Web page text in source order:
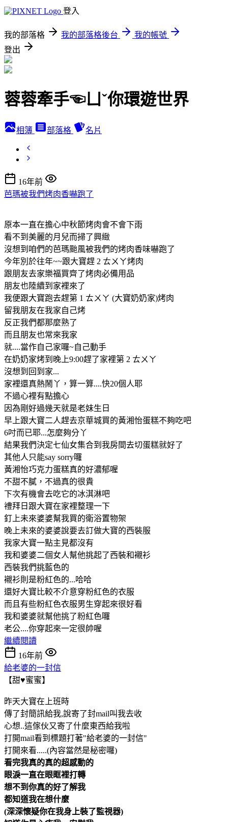
登入
我的部落格 我的部落格後台
我的帳號
登出
蓉蓉牽手☜ㄩˇ你環遊世界
相簿 部落格 名片
16年前
芭瑪被我們烤肉香嚇跑了
原本一直在擔心中秋節烤肉會不會下雨
看不到美麗的月兒而掃了興緻
沒想到咱們的芭瑪颱風被我們的烤肉香味嚇跑了
今年別於往年~~跟大寶趕 2 ㄊㄨㄚ烤肉
跟朋友去家樂福買齊了烤肉必備用品
朋友也陸續到家裡來了
我便跟大寶跑去趕第 1 ㄊㄨㄚ (大寶奶奶家)烤肉
留我朋友在我家自己烤
反正我們都那麼熟了
而且朋友也常來我家
就....當作自己家囉~自己動手
在奶奶家烤到晚上9:00趕了家裡第 2 ㄊㄨㄚ
沒想到回到家...
家裡還真熱鬧丫，算一算....快20個人耶
不過心裡有點擔心
因為剛好過幾天就是老妹生日
早上跟大寶二人趕去京華城買的黃湘怡蛋糕不夠吃吧
6吋而已耶...怎麼夠分丫
結果我們決定七仙女集合到我房間去切蛋糕就好了
其他人只能say sorry囉
黃湘怡巧克力蛋糕真的好濃郁喔
不甜不膩，不過真的很貴
下次有機會去吃它的冰淇淋吧
禮拜日跟大寶在家裡整理一下
釘上未來婆婆幫我買的衛浴置物架
晚上未來的婆婆說要去訂做大寶的西裝服
我家大寶一點主見都沒有
我和婆婆二個女人幫他挑起了西裝和襯衫
西裝我們挑藍色的
襯衫則是粉紅色的...哈哈
還好大寶比較不介意穿粉紅色的衣服
而且有些粉紅色衣服男生穿起來很好看
我和婆婆就幫他挑了粉紅色囉
老公....你穿起來一定很帥喔
繼續閱讀
16年前
給老婆的一封信
【甜♥蜜蜜】
昨天大寶在上班時
傳了封簡訊給我,說寄了封mail叫我去收
心想..這傢伙又寄了什麼東西給我啦
打開mail看到標題打著"給老婆的一封信"
打開來看.....(內容當然是秘密囉)
看完我真的真的超感動的
眼淚一直在眼眶裡打轉
想不到你真的好了解我
都知道我在想什麼
(深深懷疑你在我身上裝了監視器)